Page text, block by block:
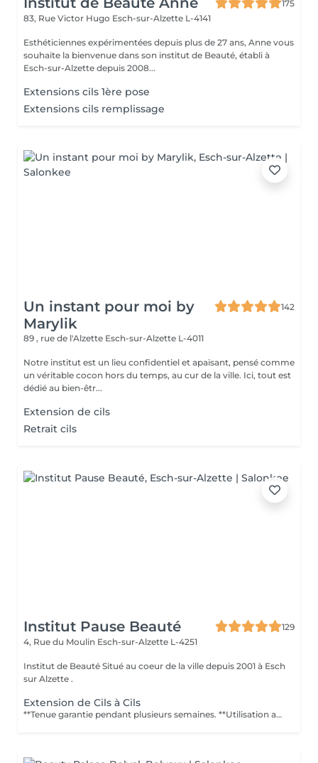
175
83, Rue Victor Hugo Esch-sur-Alzette L-4141
Esthéticiennes expérimentées depuis plus de 27 ans, Anne vous
souhaite la bienvenue dans son institut de Beauté, établi à
Esch-sur-Alzette depuis 2008...
Extensions cils 1ère pose
Extensions cils remplissage
Un instant pour moi by
Marylik
142
89 , rue de l'Alzette Esch-sur-Alzette L-4011
Notre institut est un lieu confidentiel et apaisant, pensé comme
un véritable cocon hors du temps, au cur de la ville. Ici, tout est
dédié au bien-êtr...
Extension de cils
Retrait cils
Institut Pause Beauté
129
4, Rue du Moulin Esch-sur-Alzette L-4251
Institut de Beauté Situé au coeur de la ville depuis 2001 à Esch
sur Alzette .
Extension de Cils à Cils
**Tenue garantie pendant plusieurs semaines. **Utilisation au quotidien ou pour des occasions spéciales **Résistantes à leau. **Nombreuses variétés et épaisseurs. **Soin Relaxant de 120 minutes pour la pose complète et 45 à 60 minutes pour les entretiens. Puis-je me maquiller avant ? Il est préférable pour ladhérence de la colle sur le cil naturel déviter dêtre maquillée avant la séance. Puis-je me maquiller après ? Il est déconseillé de se maquiller dans les 24 h. Le mascara nest plus nécessaire. Est-ce douloureux ? Non, la séance est relaxante. Dois-je éviter leau ? Durant 48 h suivant la séance, il faut éviter leau, mais lextension cil à cil permet de se baigner et dêtre en contact avec leau. Combien de temps dure lextension ? Autant de temps que vous le voulez, pour peu que vous fassiez les retouches. Cependant, le cycle de vie dun cil est de 60 à 90 jours environ, vous pouvez entretenir des retouches durant cette période. Y a-t-il un risque dallergie ? Dès linstant où il y a un rajout, vous pouvez être sensible ou allergique à un produit utilisé. Par conséquent, il est préférable de nous indiquer les éventuelles allergies que vous rencontrez. Contre-indications : Personnes souffrant de dermatite Chirurgie aux yeux depuis moins de 3 mois (laser, glaucome, cataracte) Conjonctivite Chimiothérapie (cils en cours de repousse) Alopécie